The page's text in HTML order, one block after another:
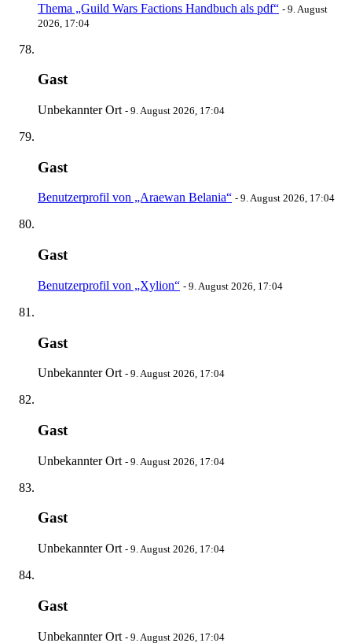
Thema „Guild Wars Factions Handbuch als pdf“ - 9. August
2026, 17:04
Gast
Unbekannter Ort - 9. August 2026, 17:04
Gast
Benutzerprofil von „Araewan Belania“ - 9. August 2026, 17:04
Gast
Benutzerprofil von „Xylion“ - 9. August 2026, 17:04
Gast
Unbekannter Ort - 9. August 2026, 17:04
Gast
Unbekannter Ort - 9. August 2026, 17:04
Gast
Unbekannter Ort - 9. August 2026, 17:04
Gast
Unbekannter Ort - 9. August 2026, 17:04